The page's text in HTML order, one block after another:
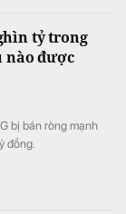
tỷ trong
nào được
bị bán ròng mạnh
đồng.